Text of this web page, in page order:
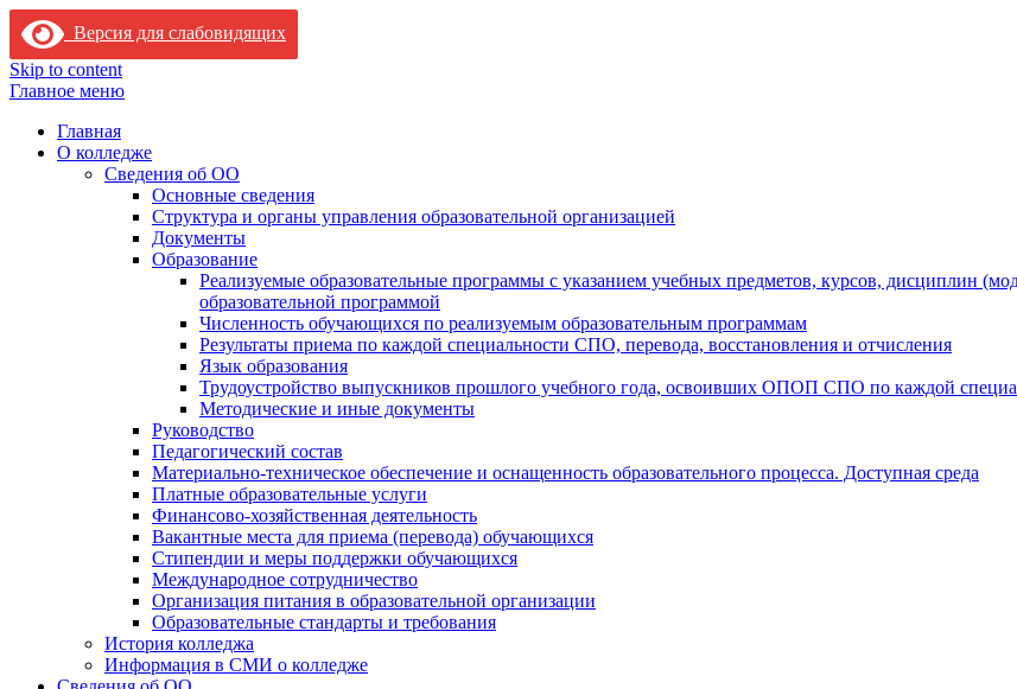
Версия для слабовидящих
Skip to content
Главное меню
Главная
О колледже
Сведения об ОО
Основные сведения
Структура и органы управления образовательной организацией
Документы
Образование
Реализуемые образовательные программы с указанием учебных предметов, курсов, дисциплин
образовательной программой
Численность обучающихся по реализуемым образовательным программам
Результаты приема по каждой специальности СПО, перевода, восстановления и отчисления
Язык образования
Трудоустройство выпускников прошлого учебного года, освоивших ОПОП СПО по каждой
Методические и иные документы
Руководство
Педагогический состав
Материально-техническое обеспечение и оснащенность образовательного процесса. Доступная среда
Платные образовательные услуги
Финансово-хозяйственная деятельность
Вакантные места для приема (перевода) обучающихся
Стипендии и меры поддержки обучающихся
Международное сотрудничество
Организация питания в образовательной организации
Образовательные стандарты и требования
История колледжа
Информация в СМИ о колледже